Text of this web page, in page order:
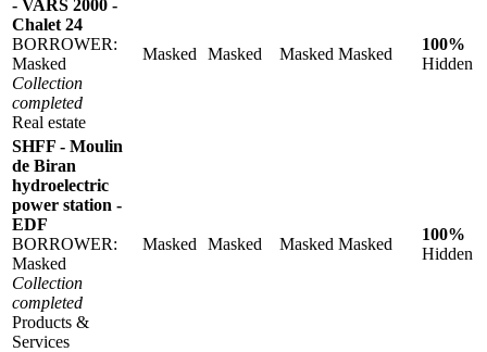
- VARS 2000 -
Chalet 24
BORROWER:
Masked
Collection
completed
Real estate
Masked Masked Masked Masked
100%
Hidden
SHFF - Moulin
de Biran
hydroelectric
power station -
EDF
BORROWER:
Masked
Collection
completed
Products &
Services
Masked Masked Masked Masked
100%
Hidden